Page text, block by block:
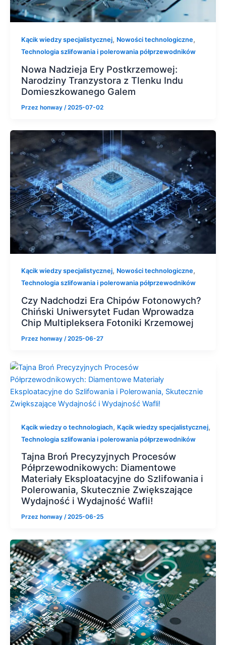
Kącik wiedzy specjalistycznej, Nowości technologiczne,
Technologia szlifowania i polerowania półprzewodników
Nowa Nadzieja Ery Postkrzemowej:
Narodziny Tranzystora z Tlenku Indu
Domieszkowanego Galem
Przez honway /2025-07-02
Kącik wiedzy specjalistycznej, Nowości technologiczne,
Technologia szlifowania i polerowania półprzewodników
Czy Nadchodzi Era Chipów Fotonowych?
Chiński Uniwersytet Fudan Wprowadza
Chip Multipleksera Fotoniki Krzemowej
Przez honway /2025-06-27
Kącik wiedzy o technologiach, Kącik wiedzy specjalistycznej,
Technologia szlifowania i polerowania półprzewodników
Tajna Broń Precyzyjnych Procesów
Półprzewodnikowych: Diamentowe
Materiały Eksploatacyjne do Szlifowania i
Polerowania, Skutecznie Zwiększające
Wydajność i Wydajność Wafli!
Przez honway /2025-06-25